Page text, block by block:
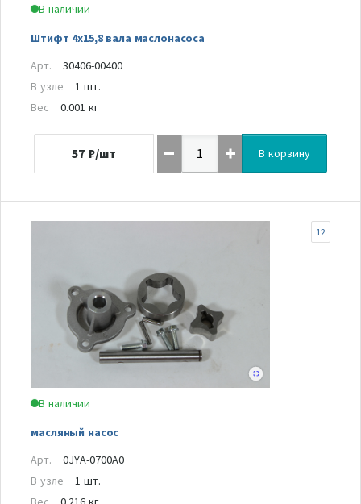
В наличии
Штифт 4х15,8 вала маслонасоса
Арт.
30406-00400
В узле
1 шт.
Вес
0.001 кг
57 ₽/шт В корзину
В наличии
масляный насос
12
Арт.
0JYA-0700A0
В узле
1 шт.